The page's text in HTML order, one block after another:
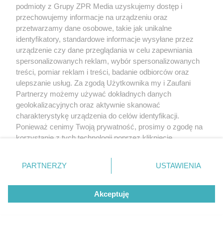
wówczas organ, do którego go złożono, ma
obowiązek wezwać do uzupełnienia wniosku w
terminie 7 dni od daty otrzymania wezwania. Gdy
dokumenty nie zostaną uzupełnione we wskazanym
podmioty z Grupy ZPR Media uzyskujemy dostęp i
przechowujemy informacje na urządzeniu oraz
przetwarzamy dane osobowe, takie jak unikalne
identyfikatory, standardowe informacje wysyłane przez
urządzenie czy dane przeglądania w celu zapewniania
spersonalizowanych reklam, wybór spersonalizowanych
treści, pomiar reklam i treści, badanie odbiorców oraz
ulepszanie usług. Za zgodą Użytkownika my i Zaufani
Partnerzy możemy używać dokładnych danych
geolokalizacyjnych oraz aktywnie skanować
charakterystykę urządzenia do celów identyfikacji.
Ponieważ cenimy Twoją prywatność, prosimy o zgodę na
korzystanie z tych technologii poprzez kliknięcie
zmienić/wycofać klikając przycisk ustawień prywatności
znajdujący się w lewym dolnym rogu strony
rodzaje przetwarzania danych nie wymagają zgody
użytkownika, ale masz prawo sprzeciwić się takiemu
przetwarzaniu. Preferencje będą miały zastosowanie tylko
PARTNERZY USTAWIENIA
Akceptuję